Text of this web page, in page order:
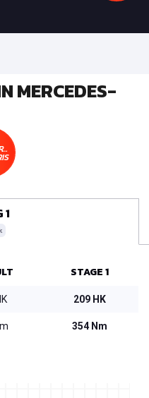
MERCEDES-
1
STAGE 1
209 HK
354 Nm